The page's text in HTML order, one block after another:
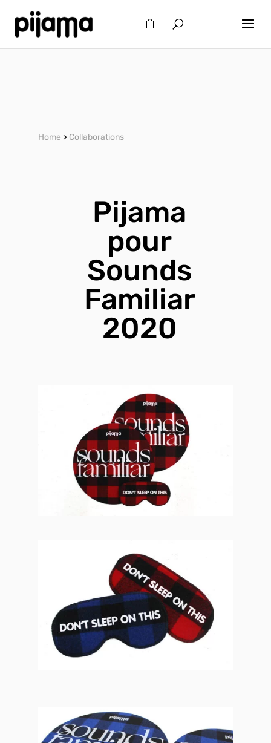
Home > Collaborations
Pijama
pour
Sounds
Familiar
2020